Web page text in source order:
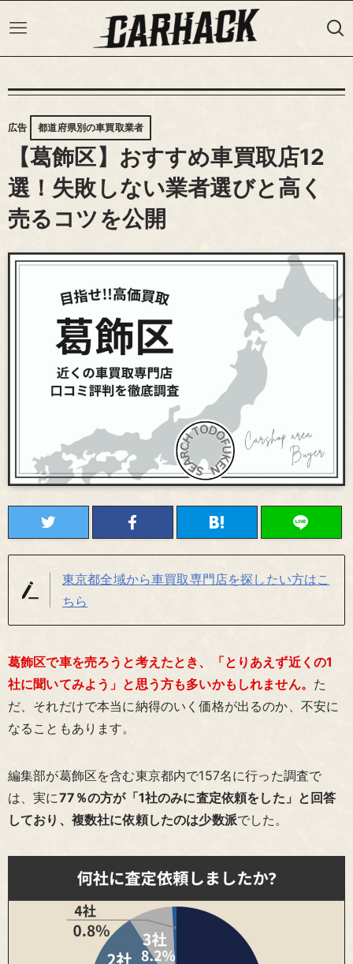
広告 都道府県別の車買取業者
【葛飾区】おすすめ車買取店12
選！失敗しない業者選びと高く
売るコツを公開
東京都全域から車買取専門店を探したい方はこ
ちら
葛飾区で車を売ろうと考えたとき、「とりあえず近くの1
社に聞いてみよう」と思う方も多いかもしれません。 た
だ、それだけで本当に納得のいく価格が出るのか、不安に
なることもあります。
編集部が葛飾区を含む東京都内で157名に行った調査で
は、実に77％の方が「1社のみに査定依頼をした」と回答
しており、複数社に依頼したのは少数派でした。